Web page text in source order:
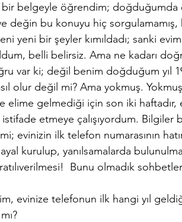
belgeyle öğrendim; doğduğumda
değin bu konuyu hiç sorgulamamış,
yeni bir şeyler kımıldadı; sanki
belli belirsiz. Ama ne kadarı
var ki; değil benim doğduğum yıl
olur değil mi? Ama yokmuş.
elime gelmediği için son iki haftadır,
istifade etmeye çalışıyordum. Bilgiler
evinizin ilk telefon numarasının
kurulup, yanılsamalarda
Bunu olmadık
evinize telefonun ilk hangi yıl